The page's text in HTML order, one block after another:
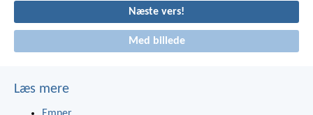
Næste vers!
Med billede
Læs mere